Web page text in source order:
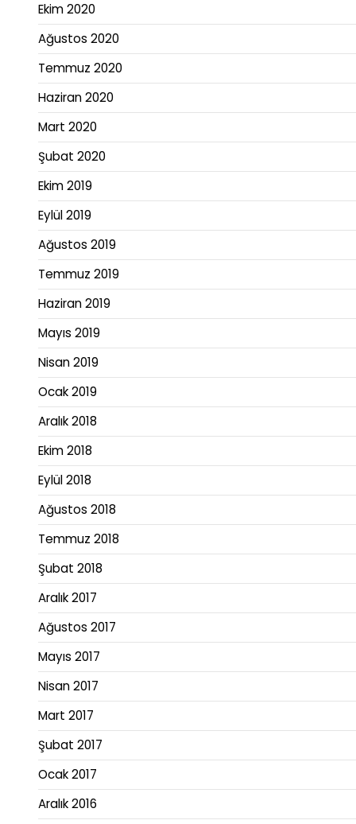
Ekim 2020
Ağustos 2020
Temmuz 2020
Haziran 2020
Mart 2020
Şubat 2020
Ekim 2019
Eylül 2019
Ağustos 2019
Temmuz 2019
Haziran 2019
Mayıs 2019
Nisan 2019
Ocak 2019
Aralık 2018
Ekim 2018
Eylül 2018
Ağustos 2018
Temmuz 2018
Şubat 2018
Aralık 2017
Ağustos 2017
Mayıs 2017
Nisan 2017
Mart 2017
Şubat 2017
Ocak 2017
Aralık 2016